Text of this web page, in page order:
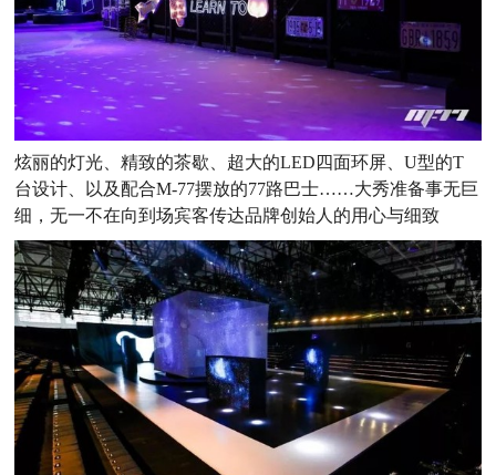
炫丽的灯光、精致的茶歇、超大的LED四面环屏、U型的T
台设计、以及配合M-77摆放的77路巴士……大秀准备事无巨
细，无一不在向到场宾客传达品牌创始人的用心与细致